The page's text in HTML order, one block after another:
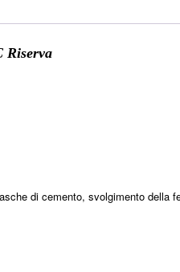
Riserva
di cemento, svolgimento della